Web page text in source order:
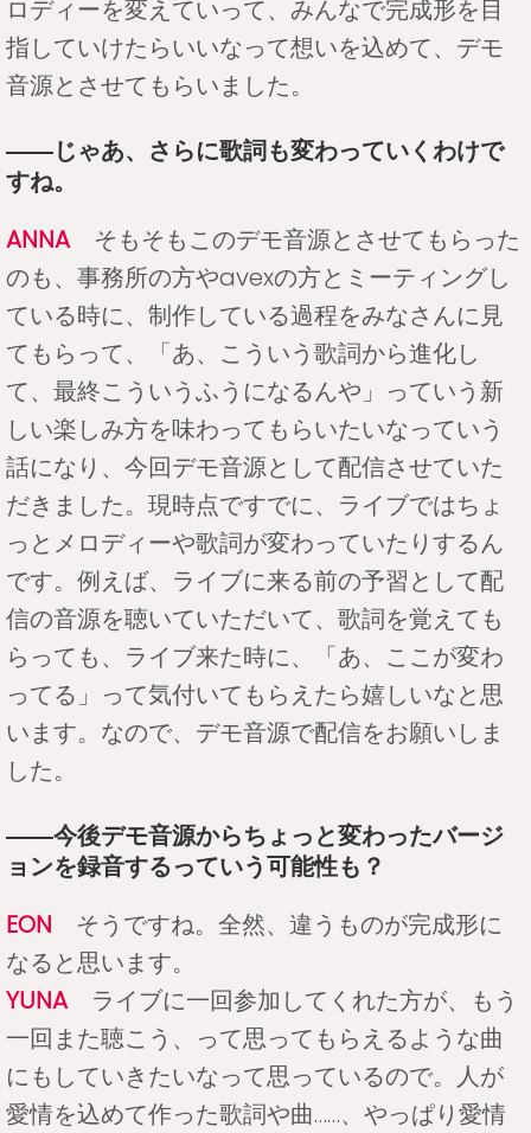
ロディーを変えていって、みんなで完成形を目
指していけたらいいなって想いを込めて、デモ
音源とさせてもらいました。
――じゃあ、さらに歌詞も変わっていくわけで
すね。
ANNAそもそもこのデモ音源とさせてもらった
のも、事務所の方やavexの方とミーティングし
ている時に、制作している過程をみなさんに見
てもらって、「あ、こういう歌詞から進化し
て、最終こういうふうになるんや」っていう新
しい楽しみ方を味わってもらいたいなっていう
話になり、今回デモ音源として配信させていた
だきました。現時点ですでに、ライブではちょ
っとメロディーや歌詞が変わっていたりするん
です。例えば、ライブに来る前の予習として配
信の音源を聴いていただいて、歌詞を覚えても
らっても、ライブ来た時に、「あ、ここが変わ
ってる」って気付いてもらえたら嬉しいなと思
います。なので、デモ音源で配信をお願いしま
した。
――今後デモ音源からちょっと変わったバージ
ョンを録音するっていう可能性も？
EON そうですね。全然、違うものが完成形に
なると思います。
YUNAライブに一回参加してくれた方が、もう
一回また聴こう、って思ってもらえるような曲
にもしていきたいなって思っているので。人が
愛情を込めて作った歌詞や曲……、やっぱり愛情